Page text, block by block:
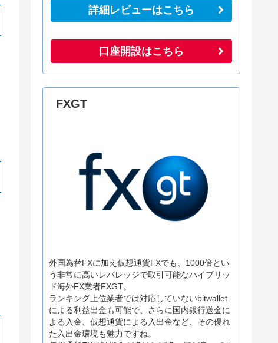
詳細レビューはこちら
口座開設はこちら
FXGT
外国為替FXに加え仮想通貨FXでも、1000倍とい
う非常に高いレバレッジで取引可能なハイブリッ
ド海外FX業者FXGT。
ランキング上位業者では対応していないbitwallet
による利益出金も可能で、さらに国内銀行送金に
よる入金、仮想通貨による入出金など、その優れ
た入出金環境も魅力ですね。